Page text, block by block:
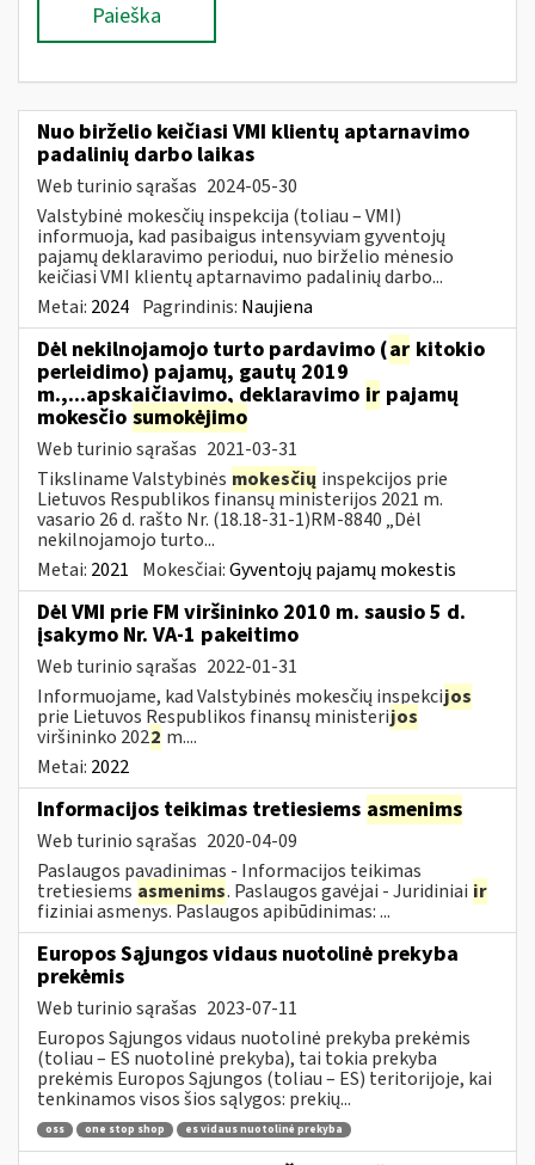
Paieška
Nuo birželio keičiasi VMI klientų aptarnavimo
padalinių darbo laikas
Web turinio sąrašas 2024-05-30
Valstybinė mokesčių inspekcija (toliau – VMI)
informuoja, kad pasibaigus intensyviam gyventojų
pajamų deklaravimo periodui, nuo birželio mėnesio
keičiasi VMI klientų aptarnavimo padalinių darbo...
Metai: 2024 Pagrindinis: Naujiena
Dėl nekilnojamojo turto pardavimo (ar kitokio
perleidimo) pajamų, gautų 2019
m.,...apskaičiavimo, deklaravimo ir pajamų
mokesčio sumokėjimo
Web turinio sąrašas 2021-03-31
Tiksliname Valstybinės mokesčių inspekcijos prie
Lietuvos Respublikos finansų ministerijos 2021 m.
vasario 26 d. rašto Nr. (18.18-31-1)RM-8840 „Dėl
nekilnojamojo turto...
Metai: 2021 Mokesčiai:Gyventojų pajamų mokestis
Dėl VMI prie FM viršininko 2010 m. sausio 5 d.
įsakymo Nr. VA-1 pakeitimo
Web turinio sąrašas 2022-01-31
Informuojame, kad Valstybinės mokesčių inspekcijos
prie Lietuvos Respublikos finansų ministerijos
viršininko 2022 m....
Metai: 2022
Informacijos teikimas tretiesiems asmenims
Web turinio sąrašas 2020-04-09
Paslaugos pavadinimas - Informacijos teikimas
tretiesiems asmenims. Paslaugos gavėjai - Juridiniai ir
fiziniai asmenys. Paslaugos apibūdinimas: ...
Europos Sąjungos vidaus nuotolinė prekyba
prekėmis
Web turinio sąrašas 2023-07-11
Europos Sąjungos vidaus nuotolinė prekyba prekėmis
(toliau – ES nuotolinė prekyba), tai tokia prekyba
prekėmis Europos Sąjungos (toliau – ES) teritorijoje, kai
tenkinamos visos šios sąlygos: prekių...
oss one stop shop es vidaus nuotolinė prekyba